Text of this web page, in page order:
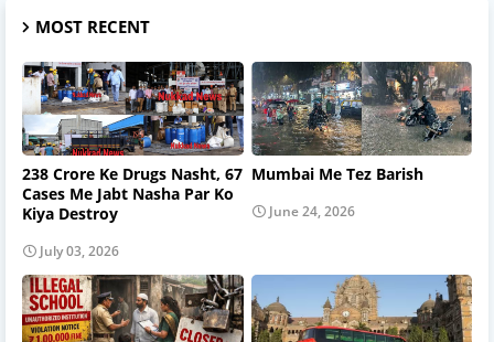
MOST RECENT
238 Crore Ke Drugs Nasht, 67
Cases Me Jabt Nasha Par Ko
Kiya Destroy
July 03, 2026
Mumbai Me Tez Barish
June 24, 2026